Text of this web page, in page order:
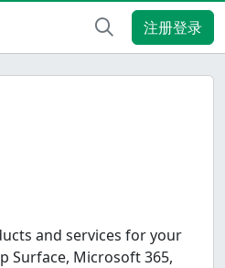
注册登录
and services for your
Surface, Microsoft 365,